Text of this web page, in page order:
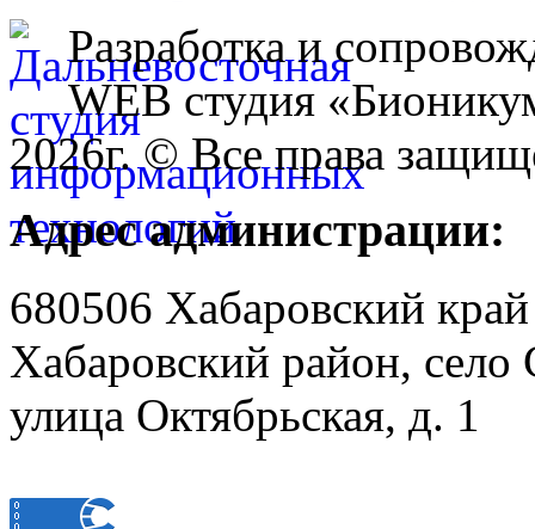
Разработка и
WEB студия
2026г. © Все права
Адрес администрации:
680506 Хабаровский край
Хабаровский район, село
улица Октябрьская, д. 1